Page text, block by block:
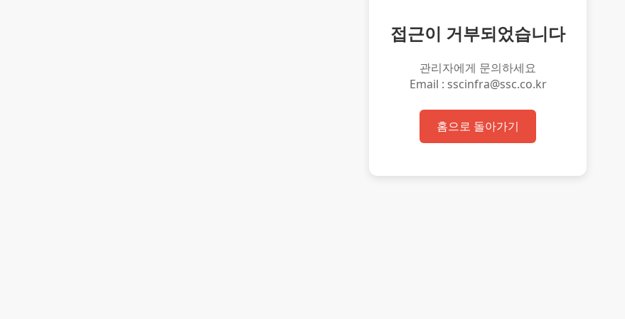
접근이 거부되었습니다
관리자에게 문의하세요
Email : sscinfra@ssc.co.kr
홈으로 돌아가기